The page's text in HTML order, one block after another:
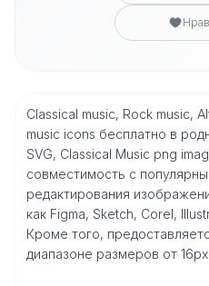
Classical music, Rock music,
music icons бесплатно в
SVG, Classical Music png
совместимость с
редактирования
как Figma, Sketch, Corel,
Кроме того,
диапазоне размеров от